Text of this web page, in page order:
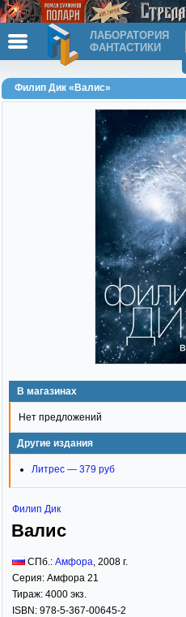
ЛАБОРАТОРИЯ
ФАНТАСТИКИ
Филип Дик «Валис»
В магазинах
Нет предложений
Другие издания
Литрес — 379 руб
Филип Дик
Валис
СПб.: Амфора 2008 г.
Серия: Амфора 21
Тираж: 4000 экз.
ISBN: 978-5-367-00645-2